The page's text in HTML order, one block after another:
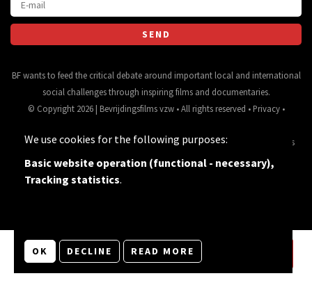
BF wants to feed the critical debate around important local and international
social challenges through inspiring films and documentaries.
© Copyright 2026 | Bevrijdingsfilms vzw • All rights reserved • Privacy•
Nimbu. Source for movie data and images:
General terms
and conditions
We use cookies for the following purposes:
Basic website operation (functional - necessary),
Tracking statistics.
OK DECLINE READ MORE